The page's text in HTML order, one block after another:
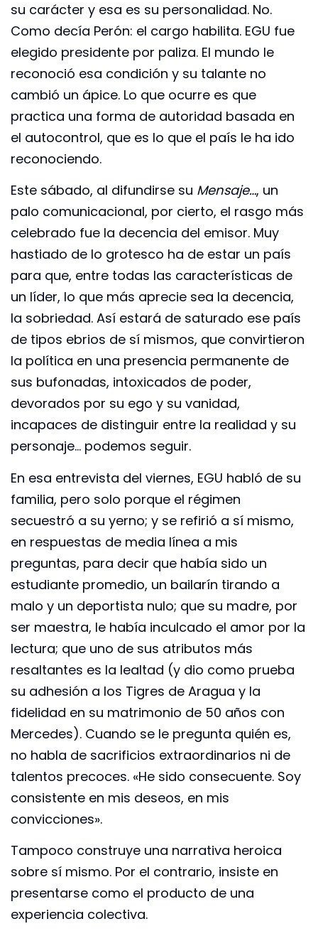
su carácter y esa es su personalidad. No.
Como decía Perón: el cargo habilita. EGU fue
elegido presidente por paliza. El mundo le
reconoció esa condición y su talante no
cambió un ápice. Lo que ocurre es que
practica una forma de autoridad basada en
el autocontrol, que es lo que el país le ha ido
reconociendo.
Este sábado, al difundirse su Mensaje…, un
palo comunicacional, por cierto, el rasgo más
celebrado fue la decencia del emisor. Muy
hastiado de lo grotesco ha de estar un país
para que, entre todas las características de
un líder, lo que más aprecie sea la decencia,
la sobriedad. Así estará de saturado ese país
de tipos ebrios de sí mismos, que convirtieron
la política en una presencia permanente de
sus bufonadas, intoxicados de poder,
devorados por su ego y su vanidad,
incapaces de distinguir entre la realidad y su
personaje… podemos seguir.
En esa entrevista del viernes, EGU habló de su
familia, pero solo porque el régimen
secuestró a su yerno; y se refirió a sí mismo,
en respuestas de media línea a mis
preguntas, para decir que había sido un
estudiante promedio, un bailarín tirando a
malo y un deportista nulo; que su madre, por
ser maestra, le había inculcado el amor por la
lectura; que uno de sus atributos más
resaltantes es la lealtad (y dio como prueba
su adhesión a los Tigres de Aragua y la
fidelidad en su matrimonio de 50 años con
Mercedes). Cuando se le pregunta quién es,
no habla de sacrificios extraordinarios ni de
talentos precoces. «He sido consecuente. Soy
consistente en mis deseos, en mis
convicciones».
Tampoco construye una narrativa heroica
sobre sí mismo. Por el contrario, insiste en
presentarse como el producto de una
experiencia colectiva.